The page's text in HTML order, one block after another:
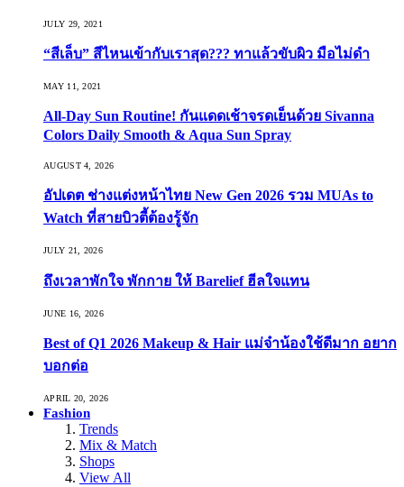
JULY 29, 2021
“สีเล็บ” สีไหนเข้ากับเราสุด??? ทาแล้วขับผิว มือไม่ดำ
MAY 11, 2021
All-Day Sun Routine! กันแดดเช้าจรดเย็นด้วย Sivanna
Colors Daily Smooth & Aqua Sun Spray
AUGUST 4, 2026
อัปเดต ช่างแต่งหน้าไทย New Gen 2026 รวม MUAs to
Watch ที่สายบิวตี้ต้องรู้จัก
JULY 21, 2026
ถึงเวลาพักใจ พักกาย ให้ Barelief ฮีลใจแทน
JUNE 16, 2026
Best of Q1 2026 Makeup & Hair แม่จ๋าน้องใช้ดีมาก อยาก
บอกต่อ
APRIL 20, 2026
Fashion
Trends
Mix & Match
Shops
View All